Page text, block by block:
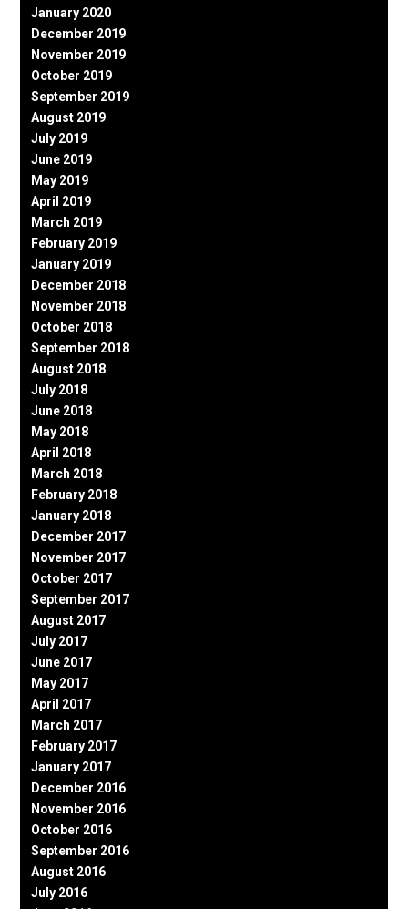
January 2020
December 2019
November 2019
October 2019
September 2019
August 2019
July 2019
June 2019
May 2019
April 2019
March 2019
February 2019
January 2019
December 2018
November 2018
October 2018
September 2018
August 2018
July 2018
June 2018
May 2018
April 2018
March 2018
February 2018
January 2018
December 2017
November 2017
October 2017
September 2017
August 2017
July 2017
June 2017
May 2017
April 2017
March 2017
February 2017
January 2017
December 2016
November 2016
October 2016
September 2016
August 2016
July 2016